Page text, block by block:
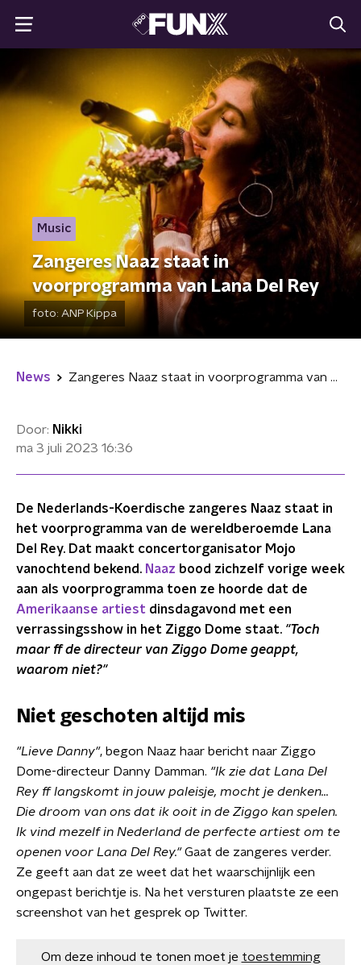
Music
Zangeres Naaz staat in
voorprogramma van Lana Del Rey
foto: ANP Kippa
News Zangeres Naaz staat in voorprogramma van Lana Del Rey
Door: Nikki
ma 3 juli 2023 16:36
De Nederlands-Koerdische zangeres Naaz staat in
het voorprogramma van de wereldberoemde Lana
Del Rey. Dat maakt concertorganisator Mojo
vanochtend bekend. Naaz bood zichzelf vorige week
aan als voorprogramma toen ze hoorde dat de
Amerikaanse artiest dinsdagavond met een
verrassingsshow in het Ziggo Dome staat. "Toch
maar ff de directeur van Ziggo Dome geappt,
waarom niet?"
Niet geschoten altijd mis
"Lieve Danny", begon Naaz haar bericht naar Ziggo
Dome-directeur Danny Damman. "Ik zie dat Lana Del
Rey ff langskomt in jouw paleisje, mocht je denken...
Die droom van ons dat ik ooit in de Ziggo kan spelen.
Ik vind mezelf in Nederland de perfecte artiest om te
openen voor Lana Del Rey."Gaat de zangeres verder.
Ze geeft aan dat ze weet dat het waarschijnlijk een
ongepast berichtje is. Na het versturen plaatste ze een
screenshot van het gesprek op Twitter.
Om deze inhoud te tonen moet je toestemming